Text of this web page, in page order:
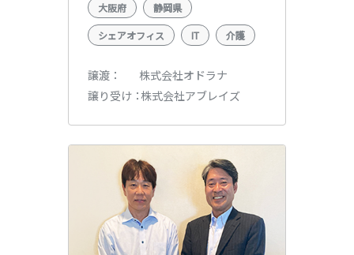
大阪府 静岡県
シェアオフィス IT 介護
譲渡
株式会社オドラナ
譲り受け 株式会社アブレイズ